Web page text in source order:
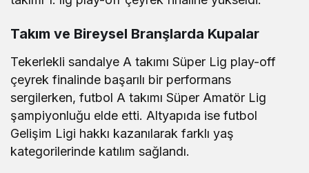
Takım ve Bireysel Branşlarda Kupalar
Tekerlekli sandalye A takımı Süper Lig play-off
çeyrek finalinde başarılı bir performans
sergilerken, futbol A takımı Süper Amatör Lig
şampiyonluğu elde etti. Altyapıda ise futbol
Gelişim Ligi hakkı kazanılarak farklı yaş
kategorilerinde katılım sağlandı.